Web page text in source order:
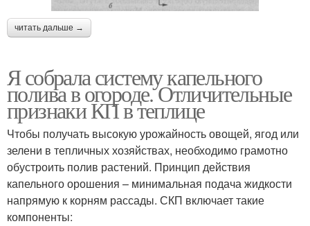
читать дальше →
Я собрала систему капельного
полива в огороде. Отличительные
признаки КП в теплице
Чтобы получать высокую урожайность овощей, ягод или
зелени в тепличных хозяйствах, необходимо грамотно
обустроить полив растений. Принцип действия
капельного орошения – минимальная подача жидкости
напрямую к корням рассады. СКП включает такие
компоненты: